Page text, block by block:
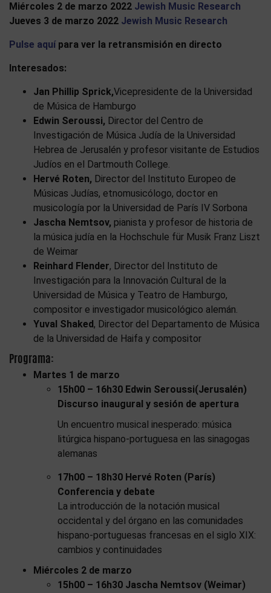
Miércoles 2 de marzo 2022 Jewish Music Research
Jueves 3 de marzo 2022 Jewish Music Research
Pulse aquípara ver la retransmisión en directo
Interesados:
Jan Phillip Sprick,Vicepresidente de la Universidad
de Música de Hamburgo
Edwin Seroussi, Director del Centro de
Investigación de Música Judía de la Universidad
Hebrea de Jerusalén y profesor visitante de Estudios
Judíos en el Dartmouth College.
Hervé Roten, Director del Instituto Europeo de
Músicas Judías, etnomusicólogo, doctor en
musicología por la Universidad de París IV Sorbona
Jascha Nemtsov, pianista y profesor de historia de
la música judía en la Hochschule für Musik Franz Liszt
de Weimar
Reinhard Flender, Director del Instituto de
Investigación para la Innovación Cultural de la
Universidad de Música y Teatro de Hamburgo,
compositor e investigador musicológico alemán.
Yuval Shaked, Director del Departamento de Música
de la Universidad de Haifa y compositor
Programa:
Martes 1 de marzo
15h00 – 16h30 Edwin Seroussi(Jerusalén)
Discurso inaugural y sesión de apertura
Un encuentro musical inesperado: música
litúrgica hispano-portuguesa en las sinagogas
alemanas
17h00 – 18h30 Hervé Roten (París)
Conferencia y debate
La introducción de la notación musical
occidental y del órgano en las comunidades
hispano-portuguesas francesas en el siglo XIX:
cambios y continuidades
Miércoles 2 de marzo
15h00 – 16h30 Jascha Nemtsov (Weimar)